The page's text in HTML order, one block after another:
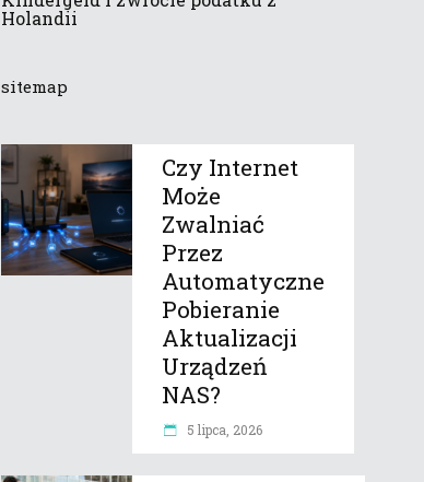
Holandii
sitemap
Czy Internet
Może
Zwalniać
Przez
Automatyczne
Pobieranie
Aktualizacji
Urządzeń
NAS?
5 lipca, 2026